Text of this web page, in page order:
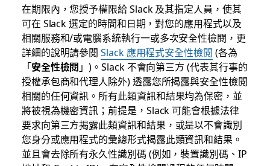
在期限內，您授予權限給 Slack 及其指定人員，使其
可在 Slack 選定的時間和日期，對您的應用程式以及
相關服務和/或電腦系統執行一或多次安全性檢閱，更
詳細的說明請參閱Slack 應用程式安全性檢閱 (各為
「安全性檢閱 」)。Slack 不會向第三方 (代表其行事的
授權承包商和代理人除外) 透露您所揭露與安全性檢閱
相關的任何資訊。所有此類資訊和結果均為保密，並
將被視為機密資訊；前提是，Slack 可能會根據法律
要求向第三方揭露此類資訊和結果，或是以不會識別
您身分或應用程式的彙總形式揭露此類資訊和結果。
並且會去除所有永久性識別碼 (例如，裝置識別碼、IP